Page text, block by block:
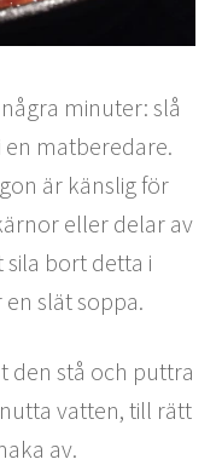
minuter: slå
matberedare.
är känslig för
eller delar av
bort detta i
en slät soppa.
den stå och puttra
vatten, till rätt
av.